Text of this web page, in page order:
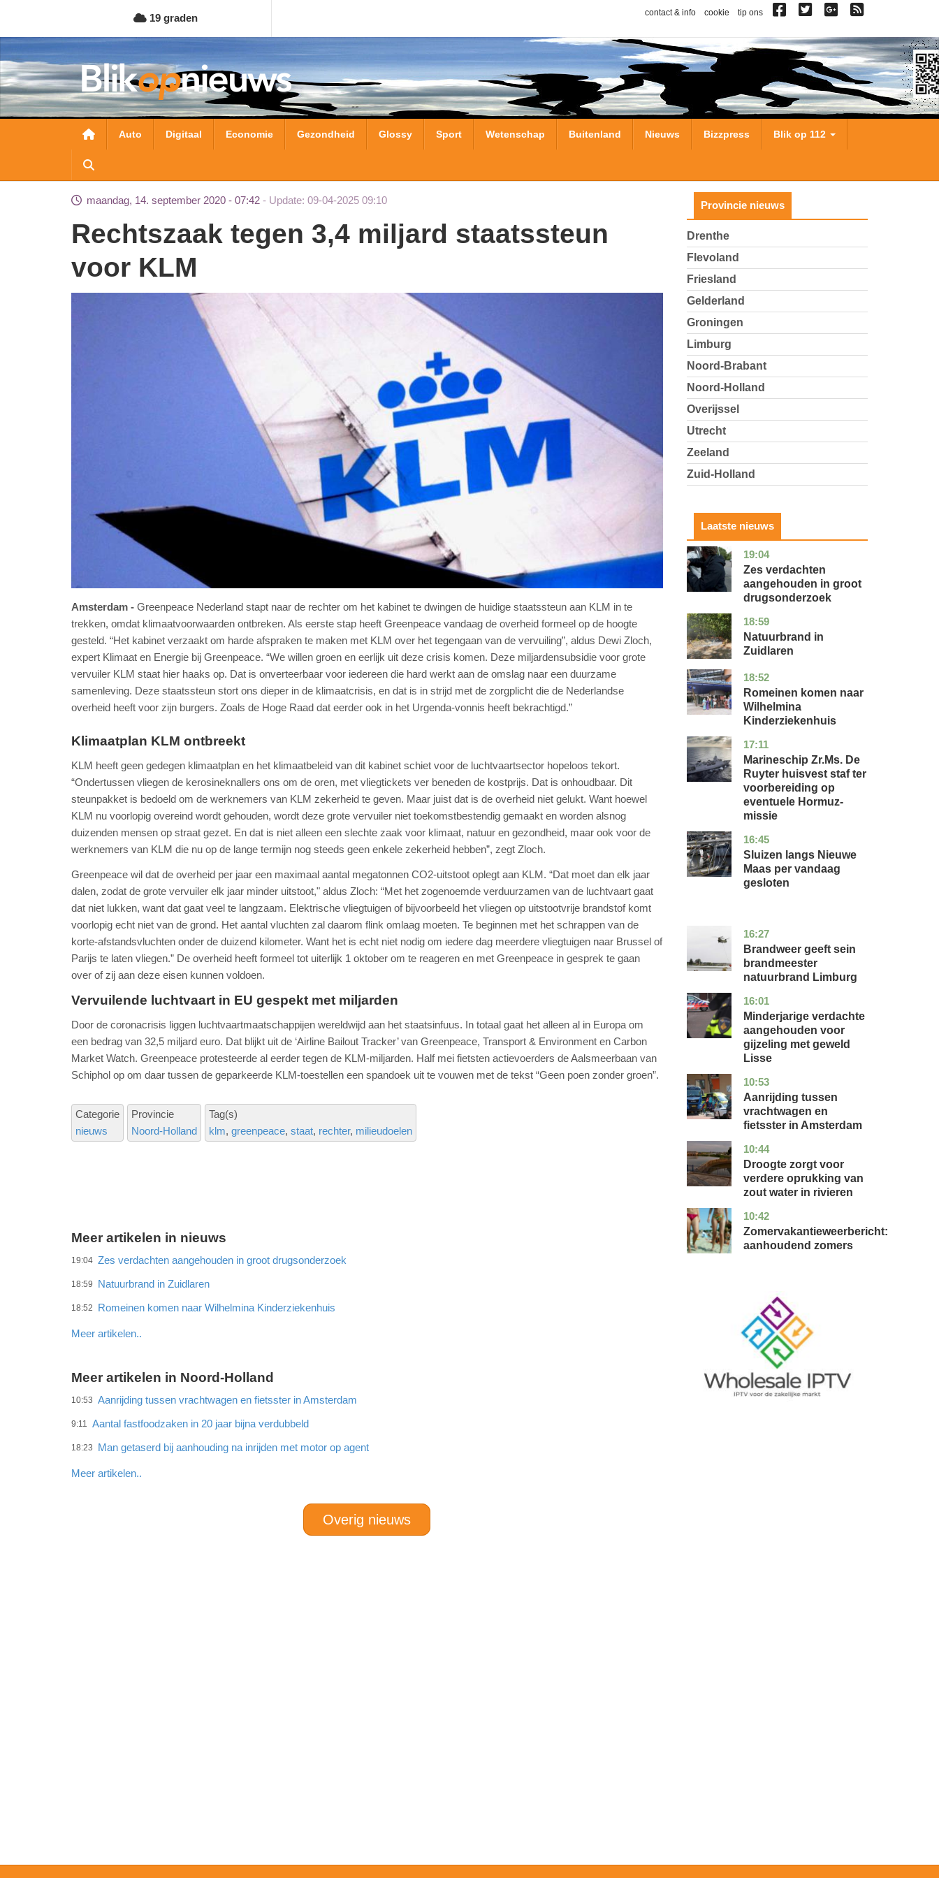
naar
de
inhoud
gaan
19 graden contact & info cookie tip ons
Hoofdnavigatie
Auto Digitaal Economie Gezondheid Glossy Sport Wetenschap Buitenland Nieuws Bizzpress Blik op 112
maandag, 14. september 2020 - 07:42 Update: 09-04-2025 09:10
Rechtszaak tegen 3,4 miljard staatssteun
voor KLM
Amsterdam
Greenpeace Nederland stapt naar de rechter om het kabinet te dwingen de huidige staatssteun aan KLM in te
trekken, omdat klimaatvoorwaarden ontbreken. Als eerste stap heeft Greenpeace vandaag de overheid formeel op de hoogte
gesteld. “Het kabinet verzaakt om harde afspraken te maken met KLM over het tegengaan van de vervuiling”, aldus Dewi Zloch,
expert Klimaat en Energie bij Greenpeace. “We willen groen en eerlijk uit deze crisis komen. Deze miljardensubsidie voor grote
vervuiler KLM staat hier haaks op. Dat is onverteerbaar voor iedereen die hard werkt aan de omslag naar een duurzame
samenleving. Deze staatssteun stort ons dieper in de klimaatcrisis, en dat is in strijd met de zorgplicht die de Nederlandse
overheid heeft voor zijn burgers. Zoals de Hoge Raad dat eerder ook in het Urgenda-vonnis heeft bekrachtigd.”
Klimaatplan KLM ontbreekt
KLM heeft geen gedegen klimaatplan en het klimaatbeleid van dit kabinet schiet voor de luchtvaartsector hopeloos tekort.
“Ondertussen vliegen de kerosineknallers ons om de oren, met vliegtickets ver beneden de kostprijs. Dat is onhoudbaar. Dit
steunpakket is bedoeld om de werknemers van KLM zekerheid te geven. Maar juist dat is de overheid niet gelukt. Want hoewel
KLM nu voorlopig overeind wordt gehouden, wordt deze grote vervuiler niet toekomstbestendig gemaakt en worden alsnog
duizenden mensen op straat gezet. En dat is niet alleen een slechte zaak voor klimaat, natuur en gezondheid, maar ook voor de
werknemers van KLM die nu op de lange termijn nog steeds geen enkele zekerheid hebben”, zegt Zloch.
Greenpeace wil dat de overheid per jaar een maximaal aantal megatonnen CO2-uitstoot oplegt aan KLM. “Dat moet dan elk jaar
dalen, zodat de grote vervuiler elk jaar minder uitstoot," aldus Zloch: “Met het zogenoemde verduurzamen van de luchtvaart gaat
dat niet lukken, want dat gaat veel te langzaam. Elektrische vliegtuigen of bijvoorbeeld het vliegen op uitstootvrije brandstof komt
voorlopig echt niet van de grond. Het aantal vluchten zal daarom flink omlaag moeten. Te beginnen met het schrappen van de
korte-afstandsvluchten onder de duizend kilometer. Want het is echt niet nodig om iedere dag meerdere vliegtuigen naar Brussel of
Parijs te laten vliegen.” De overheid heeft formeel tot uiterlijk 1 oktober om te reageren en met Greenpeace in gesprek te gaan
over of zij aan deze eisen kunnen voldoen.
Vervuilende luchtvaart in EU gespekt met miljarden
Door de coronacrisis liggen luchtvaartmaatschappijen wereldwijd aan het staatsinfuus. In totaal gaat het alleen al in Europa om
een bedrag van 32,5 miljard euro. Dat blijkt uit de ‘Airline Bailout Tracker’ van Greenpeace, Transport & Environment en Carbon
Market Watch. Greenpeace protesteerde al eerder tegen de KLM-miljarden. Half mei fietsten actievoerders de Aalsmeerbaan van
Schiphol op om daar tussen de geparkeerde KLM-toestellen een spandoek uit te vouwen met de tekst “Geen poen zonder groen”.
Categorie
nieuws
Provincie
Noord-Holland
Tag(s)
klm greenpeace staat rechter milieudoelen
Meer artikelen in nieuws
19:04 Zes verdachten aangehouden in groot drugsonderzoek
18:59 Natuurbrand in Zuidlaren
18:52 Romeinen komen naar Wilhelmina Kinderziekenhuis
Meer artikelen..
Meer artikelen in Noord-Holland
10:53 Aanrijding tussen vrachtwagen en fietsster in Amsterdam
9:11 Aantal fastfoodzaken in 20 jaar bijna verdubbeld
18:23 Man getaserd bij aanhouding na inrijden met motor op agent
Meer artikelen..
Overig nieuws
Provincie nieuws
Drenthe
Flevoland
Friesland
Gelderland
Groningen
Limburg
Noord-Brabant
Noord-Holland
Overijssel
Utrecht
Zeeland
Zuid-Holland
Laatste nieuws
19:04
zuid-
holland
nieuws
Zes verdachten
aangehouden in groot
drugsonderzoek
18:59
drenthe
nieuws
Natuurbrand in
Zuidlaren
18:52
utrecht
nieuws
Romeinen komen naar
Wilhelmina
Kinderziekenhuis
17:11
zuid-
holland
nieuws
Marineschip Zr.Ms. De
Ruyter huisvest staf ter
voorbereiding op
eventuele Hormuz-
missie
16:45
zuid-
holland
nieuws
Sluizen langs Nieuwe
Maas per vandaag
gesloten
16:27
limburg
nieuws
Brandweer geeft sein
brandmeester
natuurbrand Limburg
16:01
zuid-
holland
nieuws
Minderjarige verdachte
aangehouden voor
gijzeling met geweld
Lisse
10:53
noord-
holland
nieuws
Aanrijding tussen
vrachtwagen en
fietsster in Amsterdam
10:44
gelderland
nieuws
Droogte zorgt voor
verdere oprukking van
zout water in rivieren
10:42
utrecht
nieuws
Zomervakantieweerbericht:
aanhoudend zomers